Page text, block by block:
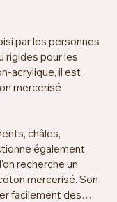
par les personnes
rigides pour les
acrylique, il est
mercerisé
châles,
également
recherche un
mercerisé. Son
facilement des